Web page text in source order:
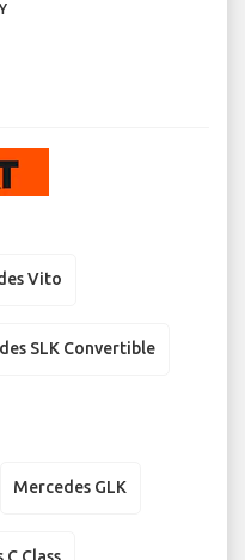
Vito
SLK Convertible
Mercedes GLK